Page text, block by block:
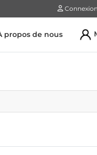
propos de nous